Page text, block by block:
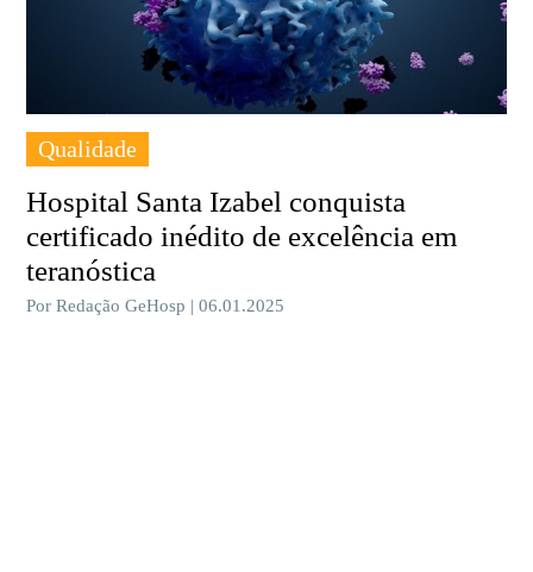
Qualidade
Hospital Santa Izabel conquista
certificado inédito de excelência em
teranóstica
Por Redação GeHosp | 06.01.2025